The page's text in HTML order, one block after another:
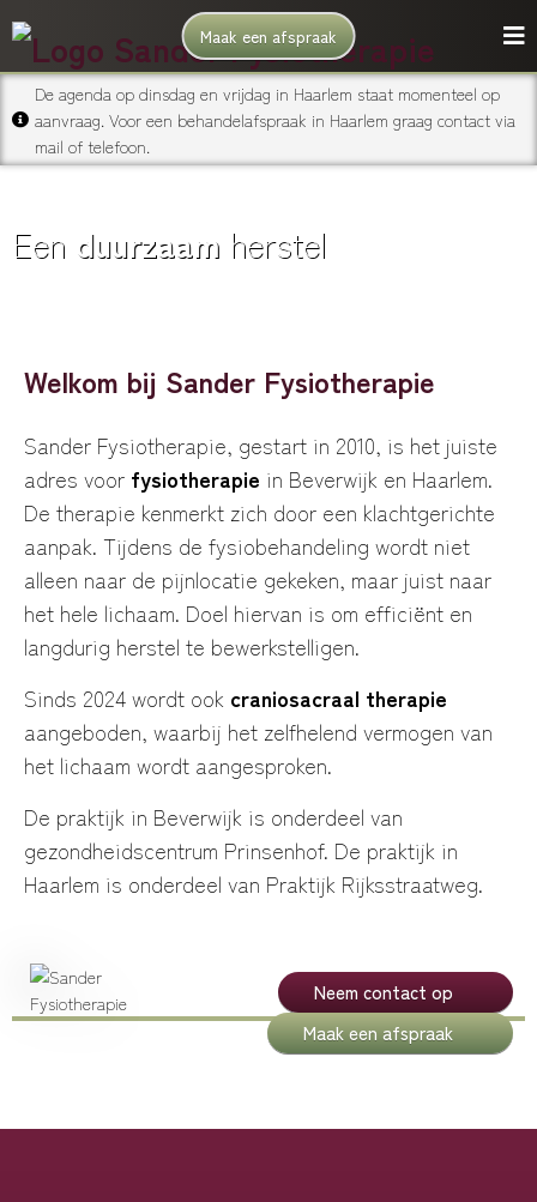
Maak een afspraak
De agenda op dinsdag en vrijdag in Haarlem staat momenteel op
aanvraag. Voor een behandelafspraak in Haarlem graag contact via
mail of telefoon.
Een duurzaam herstel
Welkom bij Sander Fysiotherapie
Sander Fysiotherapie, gestart in 2010, is het juiste
adres voor fysiotherapie in Beverwijk en Haarlem.
De therapie kenmerkt zich door een klachtgerichte
aanpak. Tijdens de fysiobehandeling wordt niet
alleen naar de pijnlocatie gekeken, maar juist naar
het hele lichaam. Doel hiervan is om efficiënt en
langdurig herstel te bewerkstelligen.
Sinds 2024 wordt ook craniosacraal therapie
aangeboden, waarbij het zelfhelend vermogen van
het lichaam wordt aangesproken.
De praktijk in Beverwijk is onderdeel van
gezondheidscentrum Prinsenhof. De praktijk in
Haarlem is onderdeel van Praktijk Rijksstraatweg.
Neem contact op
Maak een afspraak